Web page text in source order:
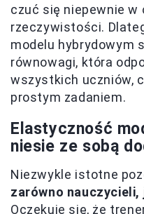
czuć się niepewnie w
rzeczywistości.
modelu hybrydowym
równowagi, która
wszystkich uczniów,
prostym zadaniem.
Elastyczność
niesie ze sobą
Niezwykle istotne
zarówno
Oczekuje się, że